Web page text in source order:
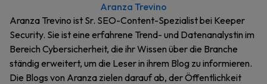
Aranza Trevino
Aranza Trevino ist Sr. SEO-Content-Spezialist bei Keeper
Security. Sie ist eine erfahrene Trend- und Datenanalystin im
Bereich Cybersicherheit, die ihr Wissen über die Branche
ständig erweitert, um die Leser in ihrem Blog zu informieren.
Die Blogs von Aranza zielen darauf ab, der Öffentlichkeit